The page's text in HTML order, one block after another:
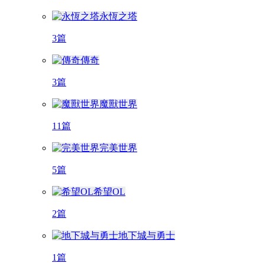
永恆之塔
3篇
傳奇
3篇
魔獸世界
11篇
完美世界
5篇
希望OL
2篇
地下城与勇士
1篇